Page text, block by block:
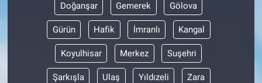
Doğanşar Gemerek Gölova
Gürün Hafik İmranlı Kangal
Koyulhisar Merkez Suşehri
Şarkışla Ulaş Yıldızeli Zara